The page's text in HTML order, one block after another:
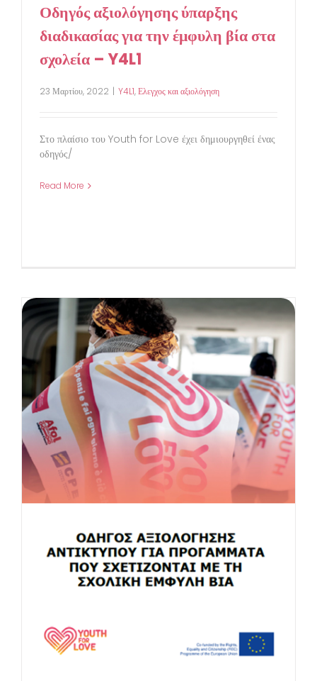
Οδηγός αξιολόγησης ύπαρξης
διαδικασίας για την έμφυλη βία στα
σχολεία – Y4L1
23 Μαρτίου, 2022 | Y4L1,Ελεγχος και αξιολόγηση
Στο πλαίσιο του Youth for Love έχει δημιουργηθεί ένας
οδηγός/
Read More